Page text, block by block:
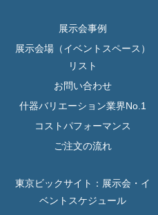
展示会事例
展示会場（イベントスペース）
リスト
お問い合わせ
什器バリエーション業界No.1
コストパフォーマンス
ご注文の流れ
東京ビックサイト：展示会・イ
ベントスケジュール